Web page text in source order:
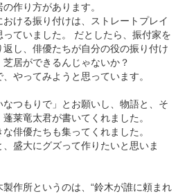
作り方があります。
おける振り付けは、ストレートプレイ
っていました。 だとしたら、振付家を
し、俳優たちが自分の役の振り付け
居ができるんじゃないか？
やってみようと思っています。
なつもりで」とお願いし、物語と、そ
莱竜太君が書いてくれました。
俳優たちも集ってくれました。
盛大にグズって作りたいと思いま
作所というのは、“鈴木が誰に頼まれ